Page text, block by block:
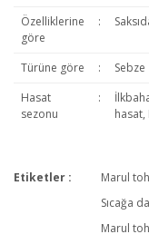
Özelliklerine
göre
:
Türüne göre :
Sebze
Hasat
sezonu
:
hasat,
Bu
Etiketler : Marul
Sıcağa
Marul